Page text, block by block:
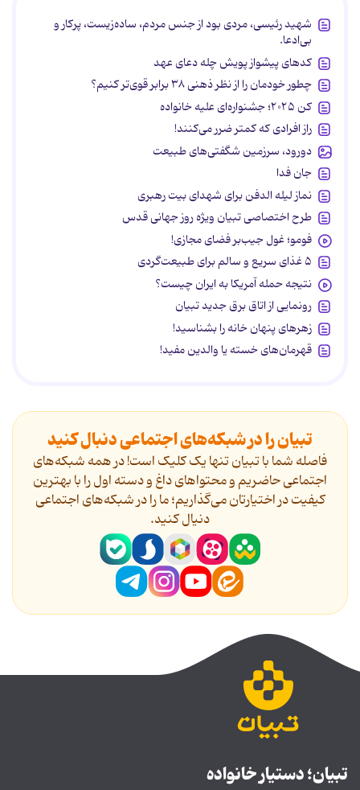
شهید رئیسی، مردی بود از جنس مردم، ساده‌زیست، پرکار و
بی‌ادعا.
کدهای پیشواز پویش چله دعای عهد
چطور خودمان را از نظر ذهنی ۳۸ برابر قوی‌تر کنیم؟
کن ۲۰۲۵؛ جشنواره‌ای علیه خانواده
راز افرادی که کمتر ضرر می‌کنند!
دورود، سرزمین شگفتی‌های طبیعت
جان فدا
نماز لیله الدفن برای شهدای بیت رهبری
طرح اختصاصی تبیان ویژه روز جهانی قدس
فومو؛ غول جیب‌بر فضای مجازی!
۵ غذای سریع و سالم برای طبیعت‌گردی
نتیجه حمله آمریکا به ایران چیست؟
رونمایی از اتاق برق جدید تبیان
زهرهای پنهان خانه را بشناسید!
قهرمان‌های خسته یا والدین مفید!
تبیان را در شبکه‌های اجتماعی دنبال کنید
فاصله شما با تبیان تنها یک کلیک است! در همه شبکه‌های
اجتماعی حاضریم و محتواهای داغ و دسته اول را با بهترین
کیفیت در اختیارتان می‌گذاریم؛ ما را در شبکه‌های اجتماعی
دنیال کنید.
تبیان؛ دستیار خانواده